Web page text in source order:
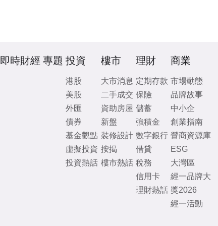
即時財經 專題 投資
港股
美股
外匯
債券
基金觀點
虛擬投資
投資熱話
樓市
大市消息
二手成交
資助房屋
新盤
裝修設計
按揭
樓市熱話
理財
定期存款
保險
儲蓄
強積金
數字銀行
借貸
稅務
信用卡
理財熱話
商業
市場動態
品牌故事
中小企
創業指南
營商資源庫
ESG
大灣區
經一品牌大
獎2026
經一活動